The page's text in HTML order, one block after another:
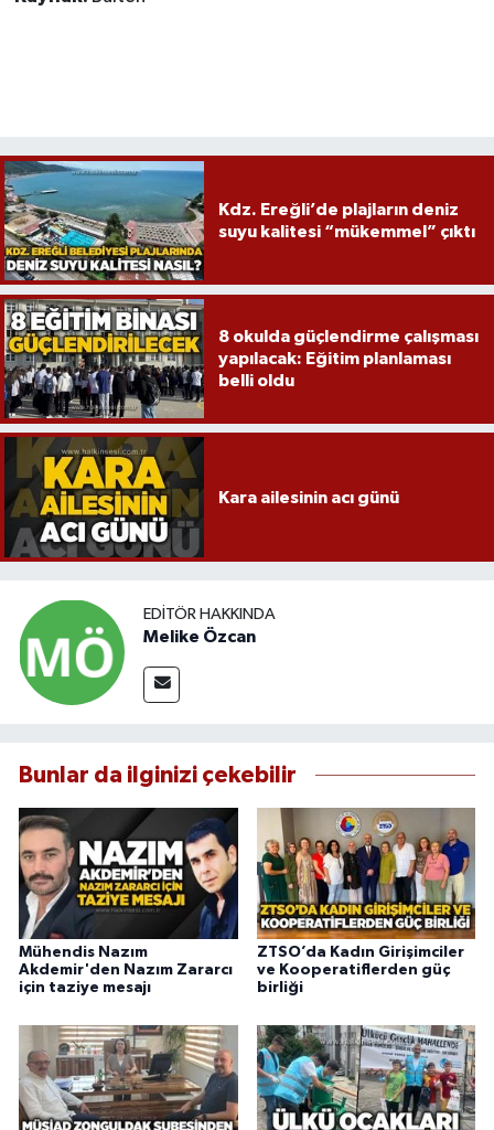
Kdz. Ereğli’de plajların deniz
suyu kalitesi “mükemmel” çıktı
8 okulda güçlendirme çalışması
yapılacak: Eğitim planlaması
belli oldu
Kara ailesinin acı günü
EDITÖR HAKKINDA
Melike Özcan
Bunlar da ilginizi çekebilir
Mühendis Nazım
Akdemir'den Nazım Zararcı
için taziye mesajı
ZTSO’da Kadın Girişimciler
ve Kooperatiflerden güç
birliği